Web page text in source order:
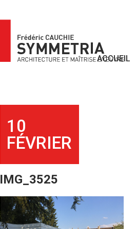
ACCUEIL
10
FÉVRIER
IMG_3525